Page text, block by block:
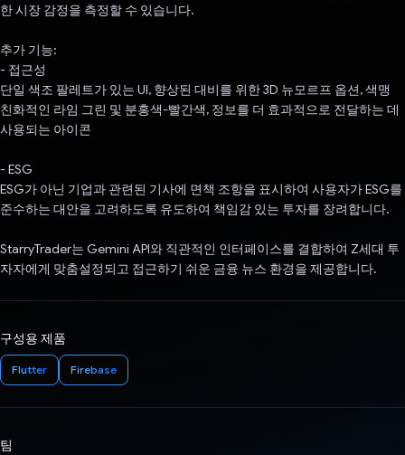
한 시장 감정을 측정할 수 있습니다.
추가 기능:
- 접근성
단일 색조 팔레트가 있는 UI, 향상된 대비를 위한 3D 뉴모르프 옵션, 색맹
친화적인 라임 그린 및 분홍색-빨간색, 정보를 더 효과적으로 전달하는 데
사용되는 아이콘
- ESG
ESG가 아닌 기업과 관련된 기사에 면책 조항을 표시하여 사용자가 ESG를
준수하는 대안을 고려하도록 유도하여 책임감 있는 투자를 장려합니다.
StarryTrader는 Gemini API와 직관적인 인터페이스를 결합하여 Z세대 투
자자에게 맞춤설정되고 접근하기 쉬운 금융 뉴스 환경을 제공합니다.
구성용 제품
Flutter Firebase
팀